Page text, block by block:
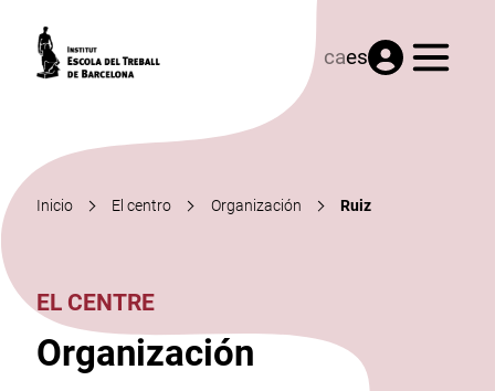
caes Menú
Inicio El centro Organización Ruiz
EL CENTRE
Organización